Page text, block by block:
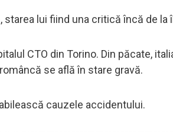
lui fiind una critică încă de la
CTO din Torino. Din păcate,
se află în stare gravă.
cauzele accidentului.